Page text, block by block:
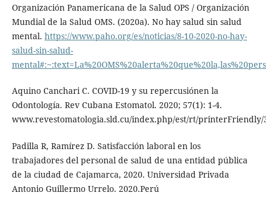
Organización Panamericana de la Salud OPS / Organización
Mundial de la Salud OMS. (2020a). No hay salud sin salud
mental. https://www.paho.org/es/noticias/8-10-2020-no-hay-
salud-sin-salud-
Aquino Canchari C. COVID-19 y su repercusiónen la
Odontología. Rev Cubana Estomatol. 2020; 57(1): 1-4.
www.revestomatologia.sld.cu/index.php/est/rt/printerFriendly/
Padilla R, Ramírez D. Satisfacción laboral en los
trabajadores del personal de salud de una entidad pública
de la ciudad de Cajamarca, 2020. Universidad Privada
Antonio Guillermo Urrelo. 2020.Perú